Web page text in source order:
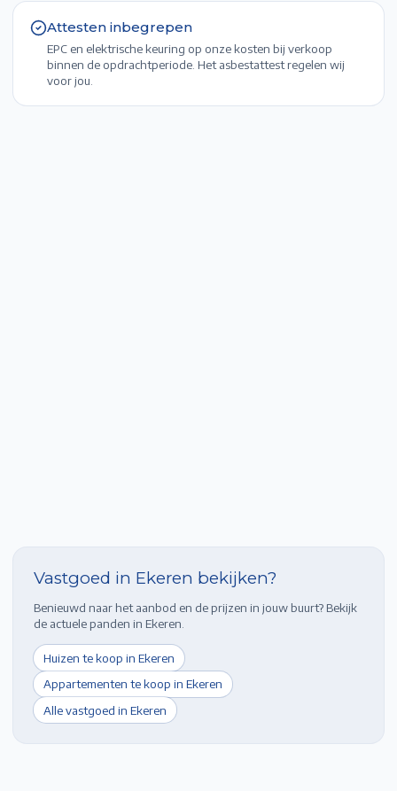
Attesten inbegrepen
EPC en elektrische keuring op onze kosten bij verkoop
binnen de opdrachtperiode. Het asbestattest regelen wij
voor jou.
Vastgoed in Ekeren bekijken?
Benieuwd naar het aanbod en de prijzen in jouw buurt? Bekijk
de actuele panden in Ekeren
Huizen te koop in Ekeren
Appartementen te koop in Ekeren
Alle vastgoed in Ekeren